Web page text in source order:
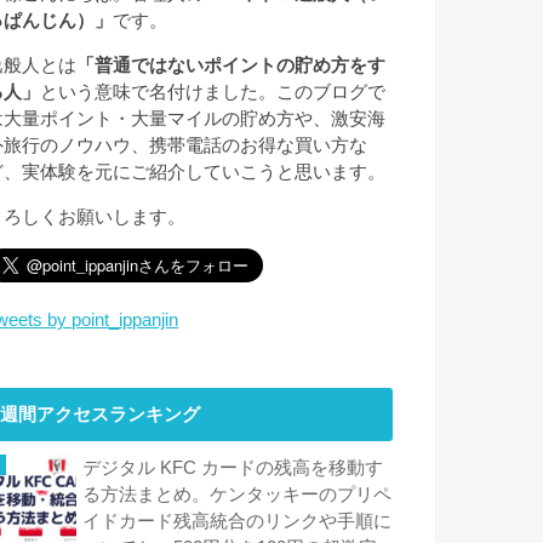
んじん）」 です。
般人とは 「普通ではないポイントの貯め方をす
」
という意味で名付けました。このブログで
大量ポイント・大量マイルの貯め方や、激安海
旅行のノウハウ、携帯電話のお得な買い方な
、実体験を元にご紹介していこうと思います。
しくお願いします。
by point_ippanjin
週間アクセスランキング
デジタル KFC カードの残高を移動す
る方法まとめ。ケンタッキーのプリペ
イドカード残高統合のリンクや手順に